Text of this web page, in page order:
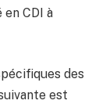
CDI à
des
est